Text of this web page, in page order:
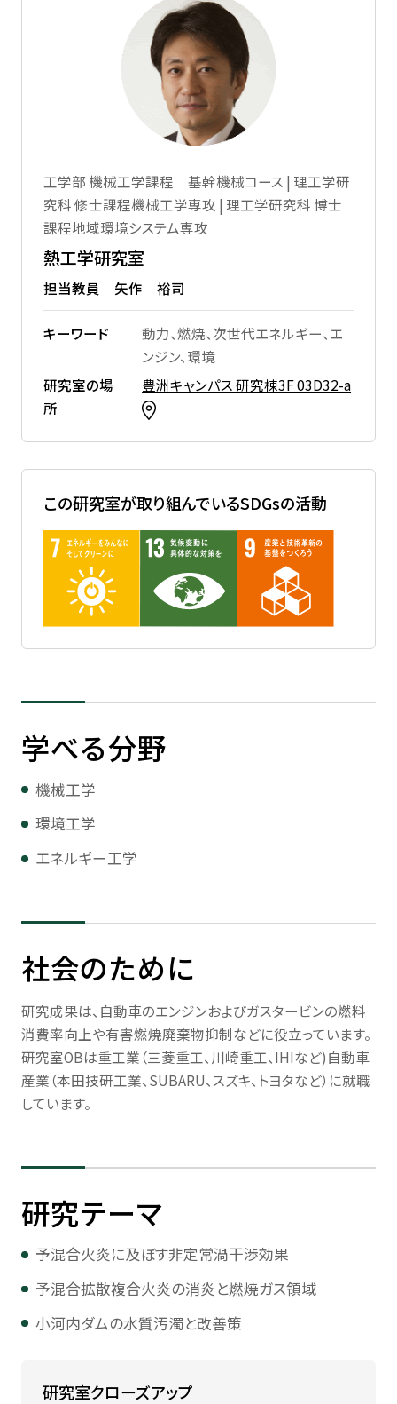
工学部 機械工学課程 基幹機械コース | 理工学研
究科 修士課程機械工学専攻 | 理工学研究科 博士
課程地域環境システム専攻
熱工学研究室
担当教員 矢作 裕司
キーワード
動力、燃焼、次世代エネルギー、エ
ンジン、環境
研究室の場
所
豊洲キャンパス 研究棟3F 03D32-a
この研究室が取り組んでいるSDGsの活動
学べる分野
機械工学
環境工学
エネルギー工学
社会のために
研究成果は、自動車のエンジンおよびガスタービンの燃料
消費率向上や有害燃焼廃棄物抑制などに役立っています。
研究室OBは重工業（三菱重工、川崎重工、IHIなど)自動車
産業（本田技研工業、SUBARU、スズキ、トヨタなど）に就職
しています。
研究テーマ
予混合火炎に及ぼす非定常渦干渉効果
予混合拡散複合火炎の消炎と燃焼ガス領域
小河内ダムの水質汚濁と改善策
研究室クローズアップ